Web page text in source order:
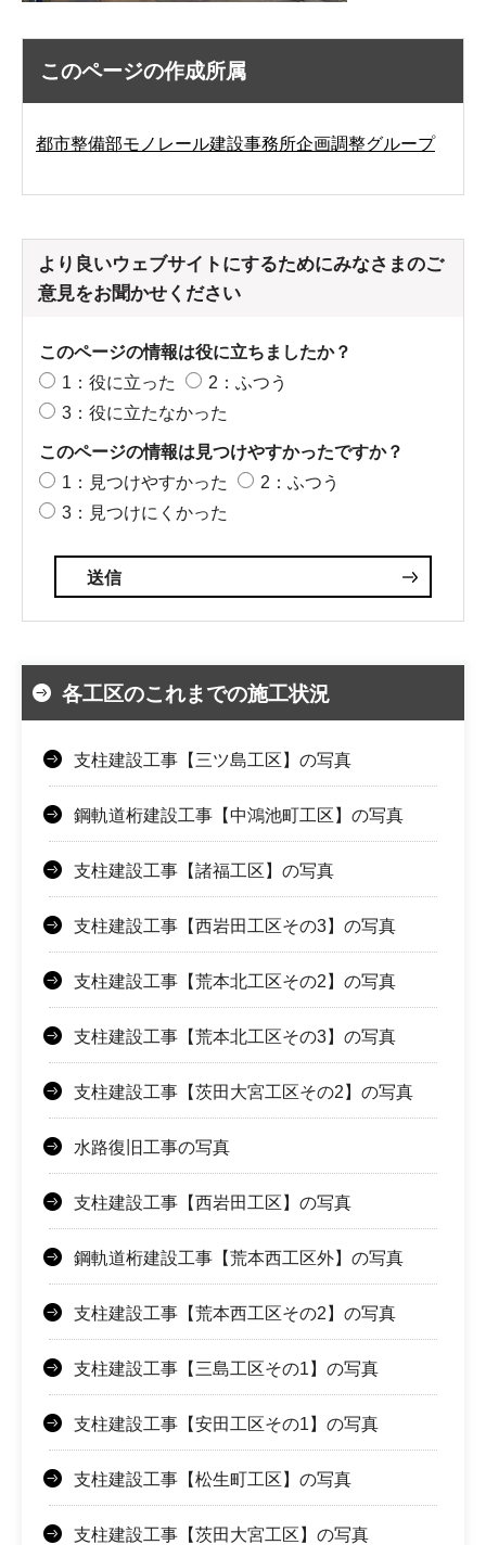
このページの作成所属
都市整備部モノレール建設事務所企画調整グループ
より良いウェブサイトにするためにみなさまのご
意見をお聞かせください
このページの情報は役に立ちましたか？
1：役に立った
2：ふつう
3：役に立たなかった
このページの情報は見つけやすかったですか？
1：見つけやすかった
2：ふつう
3：見つけにくかった
各工区のこれまでの施工状況
支柱建設工事【三ツ島工区】の写真
鋼軌道桁建設工事【中鴻池町工区】の写真
支柱建設工事【諸福工区】の写真
支柱建設工事【西岩田工区その3】の写真
支柱建設工事【荒本北工区その2】の写真
支柱建設工事【荒本北工区その3】の写真
支柱建設工事【茨田大宮工区その2】の写真
水路復旧工事の写真
支柱建設工事【西岩田工区】の写真
鋼軌道桁建設工事【荒本西工区外】の写真
支柱建設工事【荒本西工区その2】の写真
支柱建設工事【三島工区その1】の写真
支柱建設工事【安田工区その1】の写真
支柱建設工事【松生町工区】の写真
支柱建設工事【茨田大宮工区】の写真